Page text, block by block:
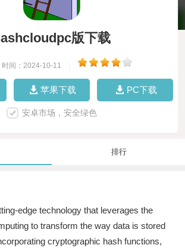
版下载
时间：2024-10-11
苹果下载 PC下载
安卓市场，安全绿色
排行
edge technology that leverages the
to transform the way data is stored
cryptographic hash functions,